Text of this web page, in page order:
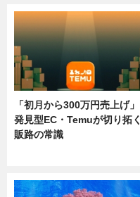
「初月から300万円売上げ」
発見型EC・Temuが切り拓く
販路の常識